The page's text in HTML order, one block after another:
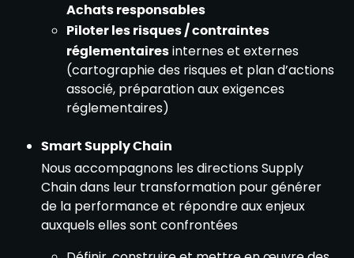
Achats responsables
Piloter les risques / contraintes
réglementaires internes et externes
(cartographie des risques et plan d’actions
associé, préparation aux exigences
réglementaires)
Smart Supply Chain
Nous accompagnons les directions Supply
Chain dans leur transformation pour générer
de la performance et répondre aux enjeux
auxquels elles sont confrontées